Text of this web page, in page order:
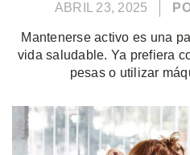
ABRIL 23, 2025
Mantenerse activo es una
vida saludable. Ya prefiera
pesas o utilizar